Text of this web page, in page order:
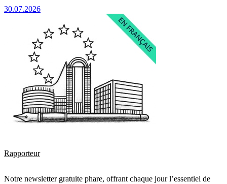
30.07.2026
Rapporteur
Notre newsletter gratuite phare, offrant chaque jour l’essentiel de